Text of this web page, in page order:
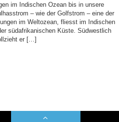
im Indischen Ozean bis in unsere
– wie der Golfstrom – eine der
im Weltozean, fliesst im Indischen
südafrikanischen Küste. Südwestlich
er […]